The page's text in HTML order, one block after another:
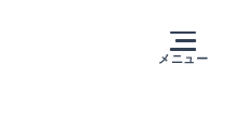
メニュー